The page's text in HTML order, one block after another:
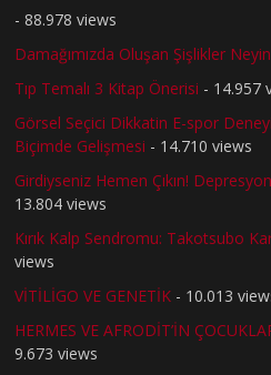
- 88.978 views
Damağımızda Oluşan Şişlikler
Tıp Temalı 3 Kitap Önerisi - 14.957
Görsel Seçici Dikkatin E-spor
Biçimde Gelişmesi - 14.710 views
Girdiyseniz Hemen Çıkın!
13.804 views
Kırık Kalp Sendromu: Takotsubo
views
VİTİLİGO VE GENETİK - 10.013
HERMES VE AFRODİT’İN
9.673 views